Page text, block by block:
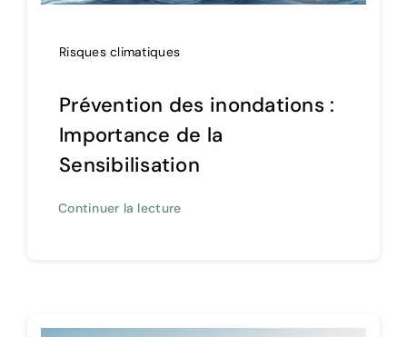
Risques climatiques
Prévention des inondations :
Importance de la
Sensibilisation
Continuer la lecture